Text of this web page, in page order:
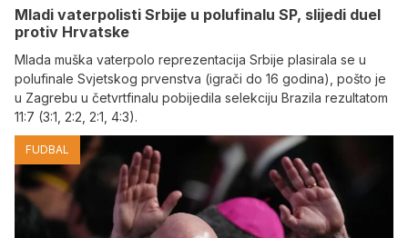
Mladi vaterpolisti Srbije u polufinalu SP, slijedi duel
protiv Hrvatske
Mlada muška vaterpolo reprezentacija Srbije plasirala se u
polufinale Svjetskog prvenstva (igrači do 16 godina), pošto je
u Zagrebu u četvrtfinalu pobijedila selekciju Brazila rezultatom
11:7 (3:1, 2:2, 2:1, 4:3).
FUDBAL